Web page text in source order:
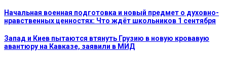
Начальная военная подготовка и новый предмет о духовно-
нравственных ценностях: Что ждёт школьников 1 сентября
Запад и Киев пытаются втянуть Грузию в новую кровавую
авантюру на Кавказе, заявили в МИД